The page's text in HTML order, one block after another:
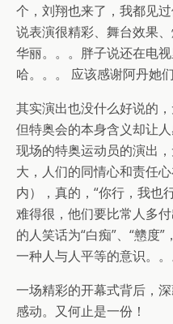
个，刘翔也来了，我都见
说表演很精彩、舞台效果
华丽。。。胖子说还在电
哈。。。 应该感谢阿丹她
其实演出也没什么好说的
但特奥会的本身含义却让
现场的特奥运动员的演出
大，人们的同情心和责任
内），真的，“你行，我也
难得很，他们要比常人多
的人笑话为“白痴”、“戆度
一种人与人平等的意识。。
一场精彩的开幕式背后，
感动。又何止是一份！